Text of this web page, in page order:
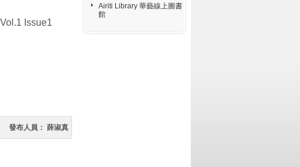
Issue1
發布人員： 薛淑真
Airiti Library 華藝線上圖書
館